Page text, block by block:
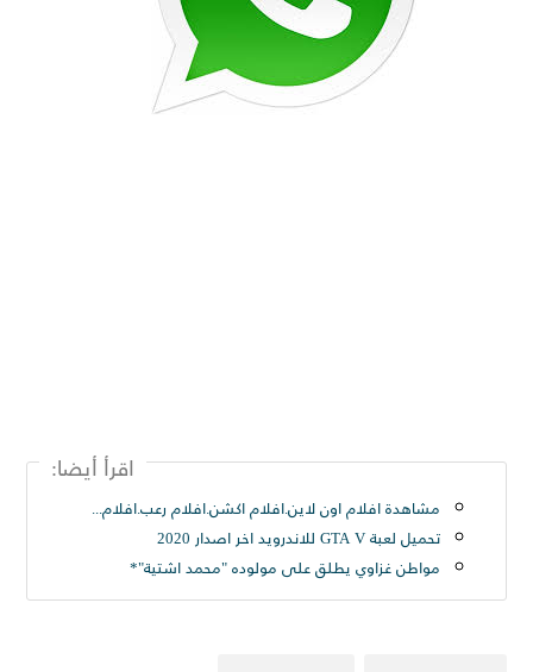
اقرأ أيضا:
مشاهدة افلام اون لاين.افلام اكشن.افلام رعب.افلام للكبار فقط
تحميل لعبة GTA V للاندرويد اخر اصدار 2020
مواطن غزاوي يطلق على مولوده "محمد اشتية"*